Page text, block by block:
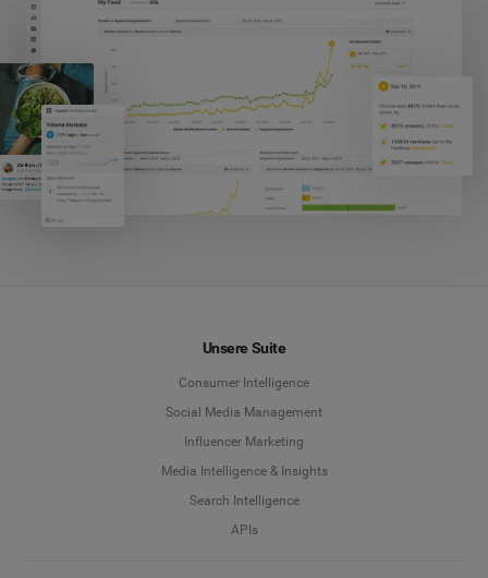
Unsere Suite
Consumer Intelligence
Social Media Management
Influencer Marketing
Media Intelligence & Insights
Search Intelligence
APIs